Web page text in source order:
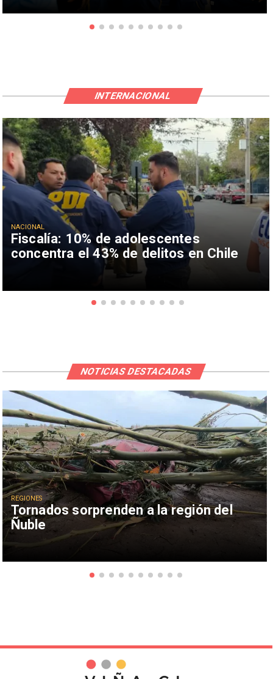
Fiscalía: 10% de adolescentes
concentra el 43% de delitos en Chile
NACIONAL
INTERNACIONAL
Tornados sorprenden a la región del
Ñuble
REGIONES
NOTICIAS DESTACADAS